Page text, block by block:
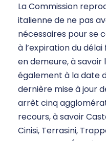
La Commission
italienne de ne pas
nécessaires pour se
à l’expiration du
en demeure, à savoir
également à la date
dernière mise à jour
arrêt cinq
recours, à savoir
Cinisi, Terrasini,